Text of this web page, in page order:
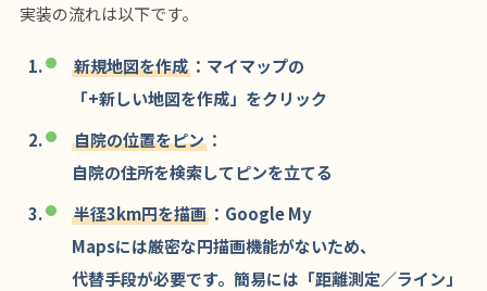
実装の流れは以下です。
新規地図を作成 ：マイマップの
「+新しい地図を作成」をクリック
自院の位置をピン ：
自院の住所を検索してピンを立てる
半径3km円を描画 ：Google My
Mapsには厳密な円描画機能がないため、
代替手段が必要です。簡易には「距離測定／ライン」